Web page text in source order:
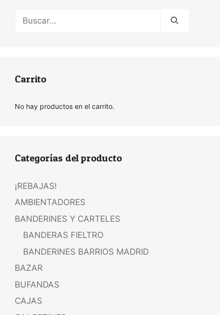
Carrito
No hay productos en el carrito.
Categorías del producto
¡REBAJAS!
AMBIENTADORES
BANDERINES Y CARTELES
BANDERAS FIELTRO
BANDERINES BARRIOS MADRID
BAZAR
BUFANDAS
CAJAS